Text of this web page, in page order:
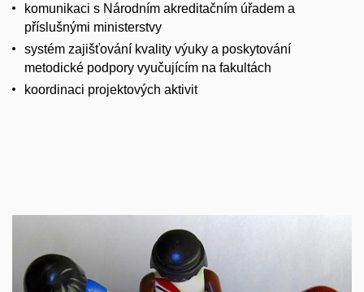
komunikaci s Národním akreditačním úřadem a
příslušnými ministerstvy
systém zajišťování kvality výuky a poskytování
metodické podpory vyučujícím na fakultách
koordinaci projektových aktivit